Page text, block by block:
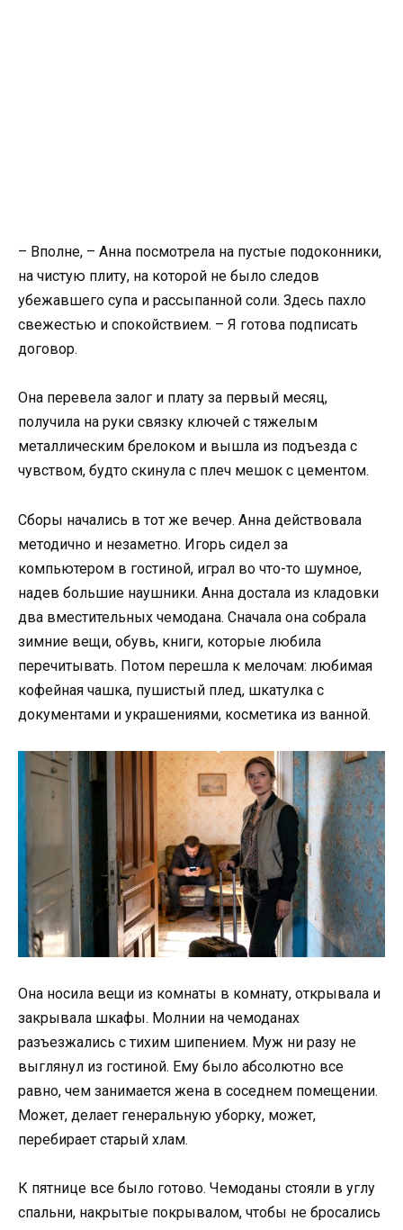
– Вполне, – Анна посмотрела на пустые подоконники,
на чистую плиту, на которой не было следов
убежавшего супа и рассыпанной соли. Здесь пахло
свежестью и спокойствием. – Я готова подписать
договор.
Она перевела залог и плату за первый месяц,
получила на руки связку ключей с тяжелым
металлическим брелоком и вышла из подъезда с
чувством, будто скинула с плеч мешок с цементом.
Сборы начались в тот же вечер. Анна действовала
методично и незаметно. Игорь сидел за
компьютером в гостиной, играл во что-то шумное,
надев большие наушники. Анна достала из кладовки
два вместительных чемодана. Сначала она собрала
зимние вещи, обувь, книги, которые любила
перечитывать. Потом перешла к мелочам: любимая
кофейная чашка, пушистый плед, шкатулка с
документами и украшениями, косметика из ванной.
Она носила вещи из комнаты в комнату, открывала и
закрывала шкафы. Молнии на чемоданах
разъезжались с тихим шипением. Муж ни разу не
выглянул из гостиной. Ему было абсолютно все
равно, чем занимается жена в соседнем помещении.
Может, делает генеральную уборку, может,
перебирает старый хлам.
К пятнице все было готово. Чемоданы стояли в углу
спальни, накрытые покрывалом, чтобы не бросались